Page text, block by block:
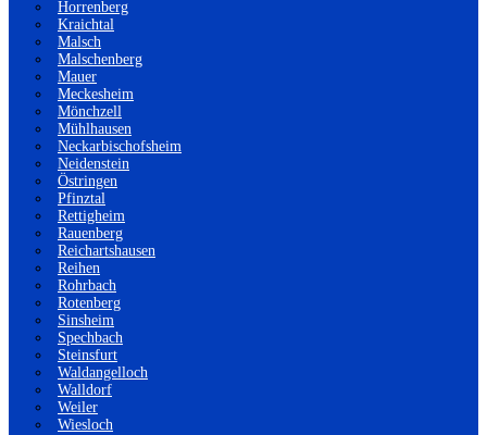
Horrenberg
Kraichtal
Malsch
Malschenberg
Mauer
Meckesheim
Mönchzell
Mühlhausen
Neckarbischofsheim
Neidenstein
Östringen
Pfinztal
Rettigheim
Rauenberg
Reichartshausen
Reihen
Rohrbach
Rotenberg
Sinsheim
Spechbach
Steinsfurt
Waldangelloch
Walldorf
Weiler
Wiesloch